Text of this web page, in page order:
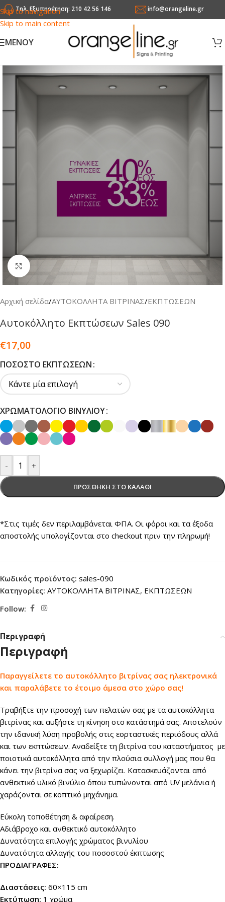
Skip to navigation
Skip to main content
Τηλ. Εξυπηρέτηση: 210 42 56 146 info@orangeline.gr
MENOY
Κλικ για μεγέθυνση
Αρχική σελίδα/ΑΥΤΟΚΟΛΛΗΤΑ ΒΙΤΡΙΝΑΣ/ΕΚΠΤΩΣΕΩΝ
Αυτοκόλλητο Εκπτώσεων Sales 090
€17,00
ΠΟΣΟΣΤΌ ΕΚΠΤΏΣΕΩΝ
ΧΡΩΜΑΤΟΛΌΓΙΟ ΒΙΝΥΛΊΟΥ
- +
ΠΡΟΣΘΉΚΗ ΣΤΟ ΚΑΛΆΘΙ
*Στις τιμές δεν περιλαμβάνεται ΦΠΑ. Οι φόροι και τα έξοδα
αποστολής υπολογίζονται στο checkout πριν την πληρωμή!
Κωδικός προϊόντος: sales-090
Κατηγορίες: ΑΥΤΟΚΟΛΛΗΤΑ ΒΙΤΡΙΝΑΣ, ΕΚΠΤΩΣΕΩΝ
Follow:
Περιγραφή
Περιγραφή
Παραγγείλετε το αυτοκόλλητο βιτρίνας σας ηλεκτρονικά
και παραλάβετε το έτοιμο άμεσα στο χώρο σας!
Τραβήξτε την προσοχή των πελατών σας με τα αυτοκόλλητα
βιτρίνας και αυξήστε τη κίνηση στο κατάστημά σας. Αποτελούν
την ιδανική λύση προβολής στις εορταστικές περιόδους αλλά
και των εκπτώσεων. Αναδείξτε τη βιτρίνα του καταστήματος με
ποιοτικά αυτοκόλλητα από την πλούσια συλλογή μας που θα
κάνει την βιτρίνα σας να ξεχωρίζει. Κατασκευάζονται από
ανθεκτικό υλικό βινύλιο όπου τυπώνονται από UV μελάνια ή
χαράζονται σε κοπτικό μηχάνημα.
Εύκολη τοποθέτηση & αφαίρεση.
Αδιάβροχο και ανθεκτικό αυτοκόλλητο
Δυνατότητα επιλογής χρώματος βινυλίου
Δυνατότητα αλλαγής του ποσοστού έκπτωσης
ΠΡΟΔΙΑΓΡΑΦΕΣ:
Διαστάσεις: 60×115 cm
Εκτύπωση: 1 χρώμα